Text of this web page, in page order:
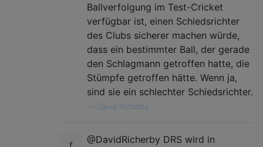
Ballverfolgung im Test-Cricket
verfügbar ist, einen Schiedsrichter
des Clubs sicherer machen würde,
dass ein bestimmter Ball, der gerade
den Schlagmann getroffen hatte, die
Stümpfe getroffen hätte. Wenn ja,
sind sie ein schlechter Schiedsrichter.
David Richerby
@DavidRicherby DRS wird in